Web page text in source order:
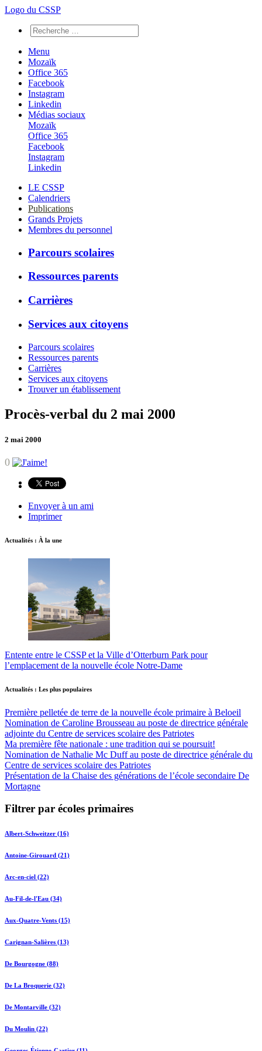
Logo du CSSP
Menu
Mozaïk
Office 365
Facebook
Instagram
Linkedin
Médias sociaux
Mozaïk
Office 365
Facebook
Instagram
Linkedin
LE CSSP
Calendriers
Publications
Grands Projets
Membres du personnel
Parcours scolaires
Ressources parents
Carrières
Services aux citoyens
Parcours scolaires
Ressources parents
Carrières
Services aux citoyens
Trouver un établissement
Procès-verbal du 2 mai 2000
2 mai 2000
0
Envoyer à un ami
Imprimer
Actualités : À la une
Entente entre le CSSP et la Ville d’Otterburn Park pour
l’emplacement de la nouvelle école Notre-Dame
Actualités : Les plus populaires
Première pelletée de terre de la nouvelle école primaire à Beloeil
Nomination de Caroline Brousseau au poste de directrice générale
adjointe du Centre de services scolaire des Patriotes
Ma première fête nationale : une tradition qui se poursuit!
Nomination de Nathalie Mc Duff au poste de directrice générale du
Centre de services scolaire des Patriotes
Présentation de la Chaise des générations de l’école secondaire De
Mortagne
Filtrer par écoles primaires
Albert-Schweitzer (16)
Antoine-Girouard (21)
Arc-en-ciel (22)
Au-Fil-de-l'Eau (34)
Aux-Quatre-Vents (15)
Carignan-Salières (13)
De Bourgogne (88)
De La Broquerie (32)
De Montarville (32)
Du Moulin (22)